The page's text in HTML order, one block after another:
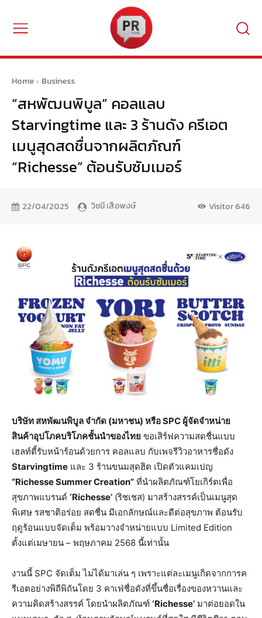
Home Business
“สหพัฒนพิบูล” คอลแลบ
Starvingtime และ 3 ร้านดัง ครีเอต
เมนูสุดสดชื่นจากผลิตภัณฑ์
“Richesse” ต้อนรับซัมเมอร์
22/04/2025 วิชนี เสือพงษ์ Visitor646
บริษัท สหพัฒนพิบูล จำกัด (มหาชน) หรือ SPC ผู้จัดจำหน่าย
สินค้าอุปโภคบริโภคชั้นนำของไทย ขอเสิร์ฟความสดชื่นแบบ
เฮลท์ตี้รับหน้าร้อนด้วยการ คอลแลบ กับเพจรีวิวอาหารชื่อดัง
Starvingtime และ 3 ร้านขนมสุดฮิต เปิดตัวแคมเปญ
“Richesse Summer Creation” ที่นำผลิตภัณฑ์โยเกิร์ตเพื่อ
สุขภาพแบรนด์ ‘Richesse’ (ริชเชส) มาสร้างสรรค์เป็นเมนูสุด
พิเศษ รสชาติอร่อย สดชื่น มีเอกลักษณ์และดีต่อสุขภาพ ต้อนรับ
ฤดูร้อนแบบจัดเต็ม พร้อมวางจำหน่ายแบบ Limited Edition
ตั้งแต่เมษายน – พฤษภาคม 2568 นี้เท่านั้น
งานนี้ SPC จัดเต็ม ไม่ได้มาเล่น ๆ เพราะแต่ละเมนูเกิดจากการค
รีเอตอย่างพิถีพิถันโดย 3 คาเฟ่ชื่อดังที่ขึ้นชื่อเรื่องของหวานและ
ความคิดสร้างสรรค์ โดยนำผลิตภัณฑ์ ‘Richesse’ มาต่อยอดใน